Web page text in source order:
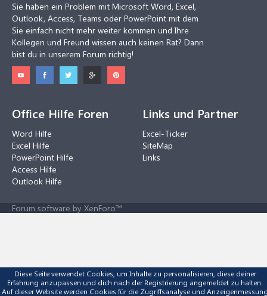
Sie haben ein Problem mit Microsoft Word, Excel,
Outlook, Access, Teams oder PowerPoint mit dem
Sie einfach nicht mehr weiter kommen und Ihre
Kollegen und Freund wissen auch keinen Rat? Dann
bist du in unserem Forum richtig!
Office Hilfe Foren
Word Hilfe
Excel Hilfe
PowerPoint Hilfe
Access Hilfe
Outlook Hilfe
Links und Partner
Excel-Ticker
SiteMap
Links
Forum software by XenForo™
Diese Seite verwendet Cookies, um Inhalte zu personalisieren, diese deiner
Erfahrung anzupassen und dich nach der Registrierung angemeldet zu halten.
Auf dieser Website werden Cookies für die Zugriffsanalyse und